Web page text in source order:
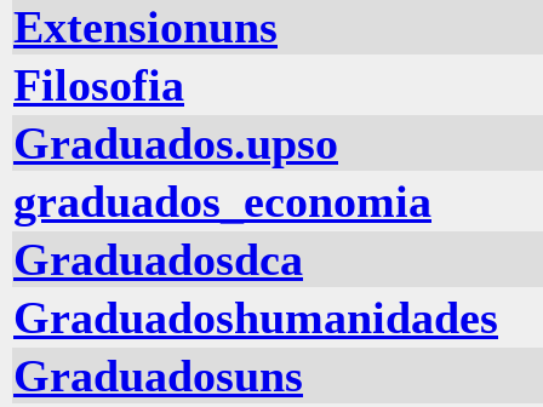
Extensionuns
Filosofia
Graduados.upso
graduados_economia
Graduadosdca
Graduadoshumanidades
Graduadosuns